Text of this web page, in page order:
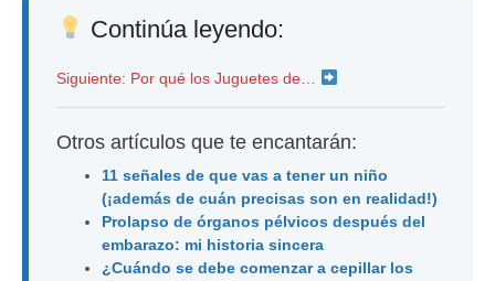
Continúa leyendo:
Siguiente: Por qué los Juguetes de…
Otros artículos que te encantarán:
11 señales de que vas a tener un niño
(¡además de cuán precisas son en realidad!)
Prolapso de órganos pélvicos después del
embarazo: mi historia sincera
¿Cuándo se debe comenzar a cepillar los